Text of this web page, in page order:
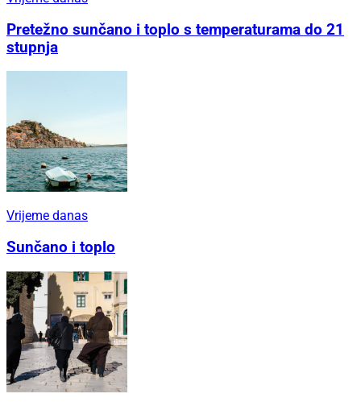
Pretežno sunčano i toplo s temperaturama do 21
stupnja
Vrijeme danas
Sunčano i toplo